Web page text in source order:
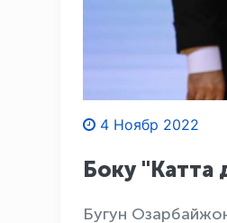
4 Ноябр 2022
Боку "Катта
Бугун